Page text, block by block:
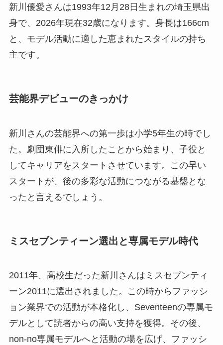
新川優愛さんは1993年12月28日生まれの埼玉県出
身で、2026年現在32歳になります。身長は166cm
と、モデル活動に適した恵まれたスタイルの持ち
主です。
芸能界デビューのきっかけ
新川さんの芸能界への第一歩は小学5年生の時でし
た。劇団東俳に入所したことから始まり、子役と
してキャリアをスタートさせています。この早い
スタートが、後の多彩な活動につながる基盤とな
ったと言えるでしょう。
ミスセブンティーン選出と専属モデル時代
2011年、高校生だった新川さんはミスセブンティ
ーン2011に選出されました。この時からファッシ
ョン業界での活動が本格化し、Seventeenの専属モ
デルとして読者からの高い支持を獲得。その後、
non-no専属モデルへと活動の場を広げ、ファッシ